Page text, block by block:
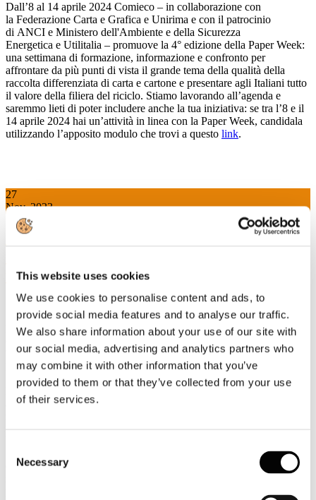
This website uses cookies
We use cookies to personalise content and ads, to
provide social media features and to analyse our traffic.
We also share information about your use of our site with
our social media, advertising and analytics partners who
may combine it with other information that you’ve
provided to them or that they’ve collected from your use
of their services.
Selection
Necessary
Dall’8 al 14 aprile 2024 Comieco – in collaborazione con
la Federazione Carta e Grafica e Unirima e con il patrocinio
di ANCI e Ministero dell'Ambiente e della Sicurezza
Energetica e Utilitalia – promuove la 4° edizione della Paper Week:
una settimana di formazione, informazione e confronto per
affrontare da più punti di vista il grande tema della qualità della
raccolta differenziata di carta e cartone e presentare agli Italiani tutto
il valore della filiera del riciclo. Stiamo lavorando all’agenda e
saremmo lieti di poter includere anche la tua iniziativa: se tra l’8 e il
14 aprile 2024 hai un’attività in linea con la Paper Week, candidala
utilizzando l’apposito modulo che trovi a questo link.
27
Nov, 2023
Su Formiche "Due pillole di economia
firma del DG Massimo Medugno
La risposta del ministero dell’Ambiente a un interpello di
Confindustria offre dei suggerimenti su cosa si intenda per End of
Waste e cosa significhi davvero fare economia circolare.
L’intervento di Massimo Medugno
L’art. 27 del decreto-legge n. 77 del 31 maggio 2021 ha introdotto,
all’art. 3 septies del D.lgs. 152/2006, l’istituto dell’interpello in
Sicurezza Energetica istanze di ordine generale sull’applicazione
della normativa statale in materia ambientale. Una possibilità